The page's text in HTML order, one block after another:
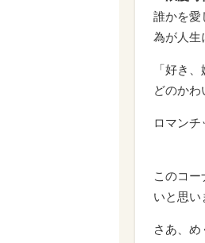
誰かを愛
為が人生
「好き
どのか
ロマンチ
このコ
いと思い
さあ、め